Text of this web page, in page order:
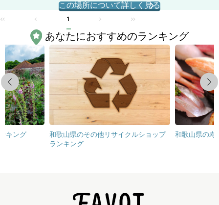
この場所について詳しく見る
1
あなたにおすすめのランキング
Previous
キング
和歌山県のその他リサイクルショップ
ランキング
和歌山県の寿
Next